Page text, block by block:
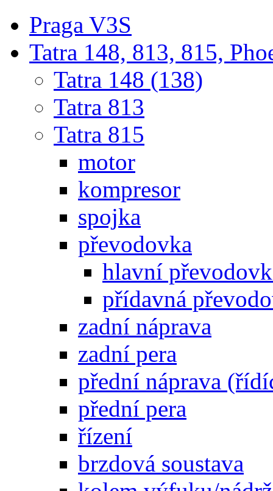
Praga V3S
Tatra 148, 813, 815,
Tatra 148 (138)
Tatra 813
Tatra 815
motor
kompresor
spojka
převodovka
hlavní
přídavná
zadní náprava
zadní pera
přední náprava
přední pera
řízení
brzdová soustava